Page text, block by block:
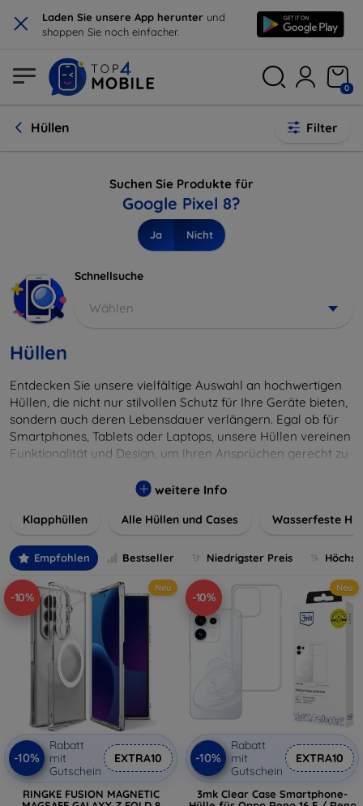
× Laden Sie unsere App herunter und
shoppen Sie noch einfacher.
0
Hüllen Filter
Suchen Sie Produkte für
Google Pixel 8?
Ja Nicht
Schnellsuche
Wählen
Hüllen
Entdecken Sie unsere vielfältige Auswahl an hochwertigen
Hüllen, die nicht nur stilvollen Schutz für Ihre Geräte bieten,
sondern auch deren Lebensdauer verlängern. Egal ob für
Smartphones, Tablets oder Laptops, unsere Hüllen vereinen
Funktionalität und Design, um Ihren Ansprüchen gerecht zu
Farben, um Ihren persönlichen Stil perfekt zu
weitere Info
Klapphüllen Alle Hüllen und Cases Wasserfeste
Empfohlen Bestseller Niedrigster Preis
-10%
Neu
-10%
Rabatt
mit
Gutschein
EXTRA10
RINGKE FUSION MAGNETIC
-10%
Neu
-10%
Rabatt
mit
Gutschein
EXTRA10
3mk Clear Case Smartphone-